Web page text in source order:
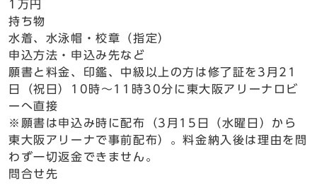
1万円
持ち物
水着、水泳帽・校章（指定）
申込方法・申込み先など
願書と料金、印鑑、中級以上の方は修了証を3月21
日（祝日）10時～11時30分に東大阪アリーナロビ
ーへ直接
※願書は申込み時に配布（3月15日（水曜日）から
東大阪アリーナで事前配布）。料金納入後は理由を問
わず一切返金できません。
問合せ先